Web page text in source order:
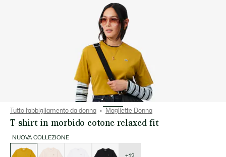
Tutto l’abbigliamento da donna Magliette Donna
T-shirt in morbido cotone relaxed fit
NUOVA COLLEZIONE
delle
varianti